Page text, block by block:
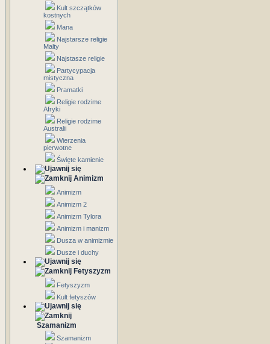
Kult szczątków
kostnych
Mana
Najstarsze religie
Malty
Najstasze religie
Partycypacja
mistyczna
Pramatki
Religie rodzime
Afryki
Religie rodzime
Australii
Wierzenia
pierwotne
Święte kamienie
Animizm
Animizm
Animizm 2
Animizm Tylora
Animizm i manizm
Dusza w animizmie
Dusze i duchy
Fetyszyzm
Fetyszyzm
Kult fetyszów
Szamanizm
Szamanizm